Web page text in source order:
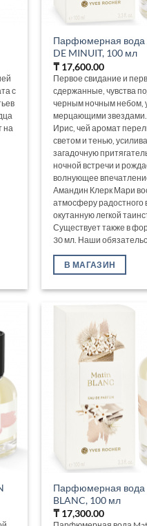
с
на
Парфюмерная вода
DE MINUIT, 100 мл
₸ 17,600.00
Первое свидание и
сдержанные, чувства
черным ночным небом,
мерцающими
Ирис, чей аромат
светом и тенью,
загадочную
ночной встречи и
волнующее
Амандин Клерк Мари
атмосферу радостного
окутанную легкой
Существует также в
30 мл. Наши
В МАГАЗИН
Парфюмерная вода
BLANC, 100 мл
₸ 17,300.00